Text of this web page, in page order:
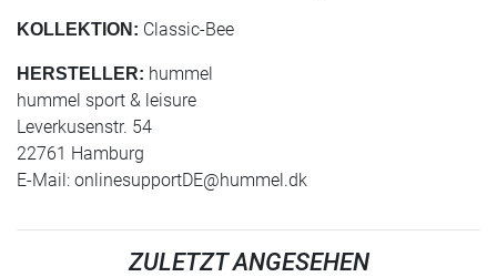
KOLLEKTION: Classic-Bee
HERSTELLER: hummel
hummel sport & leisure
Leverkusenstr. 54
22761 Hamburg
E-Mail: onlinesupportDE@hummel.dk
ZULETZT ANGESEHEN